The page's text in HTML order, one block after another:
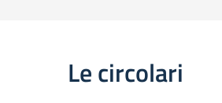
Le circolari